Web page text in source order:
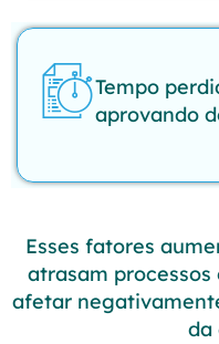
Tempo
aprovando
Esses fatores
atrasam
afetar
da